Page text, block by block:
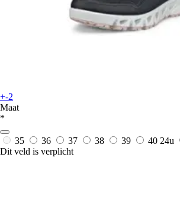
+-2
Maat
*
35 36 37 38 39 40 24u
Dit veld is verplicht